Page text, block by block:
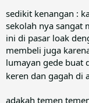
sedikit kenangan :
sekolah nya sangat
ini di pasar loak
membeli juga
lumayan gede buat
keren dan gagah di
adakah temen